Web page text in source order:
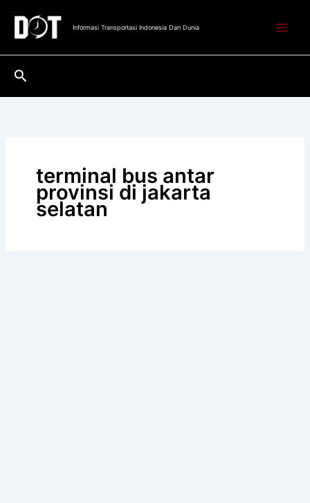
konten
Informasi Transportasi Indonesia Dan Dunia
Cari
terminal bus antar
provinsi di jakarta
selatan